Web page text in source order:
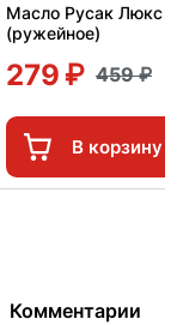
Масло Русак Люкс
(ружейное)
279 459
В корзину
Комментарии